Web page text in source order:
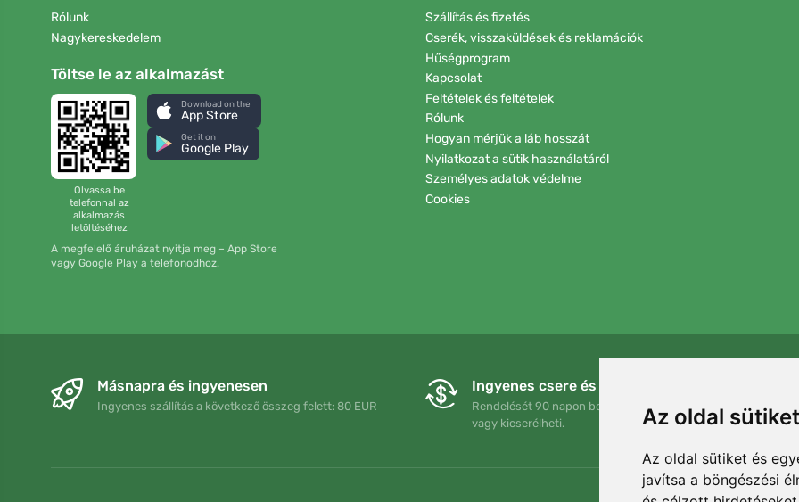
Az oldal
Az oldal sütiket és
javítsa a böngészési
Rólunk
Nagykereskedelem
Töltse le az alkalmazást
Olvassa be
telefonnal az
alkalmazás
letöltéséhez
Download on the
App Store
Get it on
Google Play
A megfelelő áruházat nyitja meg – App Store
vagy Google Play a telefonodhoz.
Szállítás és fizetés
Cserék, visszaküldések és reklamációk
Hűségprogram
Kapcsolat
Feltételek és feltételek
Rólunk
Hogyan mérjük a láb hosszát
Nyilatkozat a sütik használatáról
Személyes adatok védelme
Cookies
Másnapra és ingyenesen
Ingyenes szállítás a következő összeg felett: 80 EUR
Ingyenes csere és visszaküldés
Rendelését 90 napon belül bármikor visszaküldheti
vagy kicserélheti.